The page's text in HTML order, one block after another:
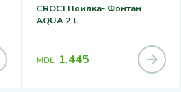
CROCI Поилка- Фонтан
AQUA 2 L
MDL 1,445